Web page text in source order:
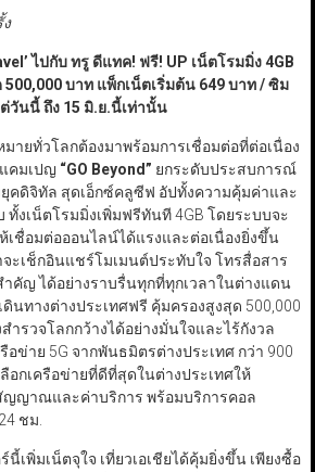
ไปกับ ทรู ดีแทค! ฟรี! UP เน็ตโรมมิ่ง4GB
500,000บาท แพ็กเน็ตเริ่มต้น 649บาท / ซิม
วันนี้ ถึง 15 มิ.ย.นี้เท่านั้น
มายทั่วโลกต้องมาพร้อมการเชื่อมต่อที่ต่อเนื่อง
คมเปญ “GO Beyond” ยกระดับประสบการณ์
คดิจิทัล สุดเอ็กซ์คลูซีฟ อัปทั้งความคุ้มค่าและ
งเน็ตโรมมิ่งเพิ่มฟรีทันที 4GB โดยระบบจะ
เชื่อมต่อออนไลน์ได้แรงและต่อเนื่องยิ่งขึ้น
ะเช็กอินแชร์โมเมนต์ประทับใจ โทรสื่อสาร
คัญ ได้อย่างราบรื่นทุกที่ทุกเวลาในต่างแดน
นทางต่างประเทศฟรี คุ้มครองสูงสุด 500,000
ำรวจโลกกว้างได้อย่างมั่นใจและไร้กังวล
อข่าย 5G จากพันธมิตรต่างประเทศ กว่า 900
อกเครือข่ายที่ดีที่สุดในต่างประเทศให้
ญญาณและค่าบริการ พร้อมบริการคอล
ชม.
นี้เพิ่มเน็ตจุใจ เที่ยวเอเชียได้คุ้มยิ่งขึ้น เพียงซื้อ